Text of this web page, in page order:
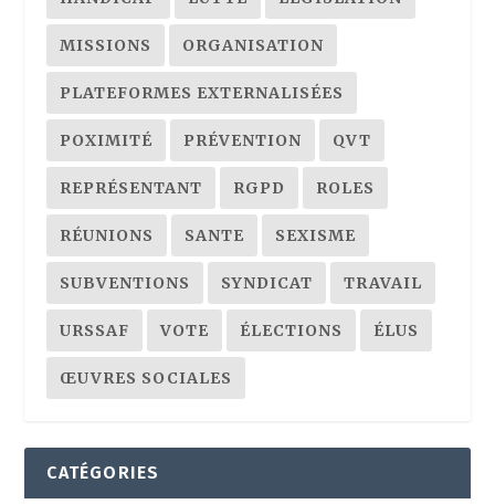
MISSIONS ORGANISATION
PLATEFORMES EXTERNALISÉES
POXIMITÉ PRÉVENTION QVT
REPRÉSENTANT RGPD ROLES
RÉUNIONS SANTE SEXISME
SUBVENTIONS SYNDICAT TRAVAIL
URSSAF VOTE ÉLECTIONS ÉLUS
ŒUVRES SOCIALES
CATÉGORIES